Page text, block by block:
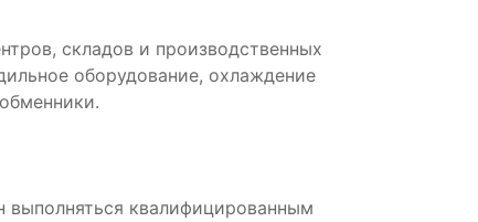
складов и производственных
оборудование, охлаждение
выполняться квалифицированным